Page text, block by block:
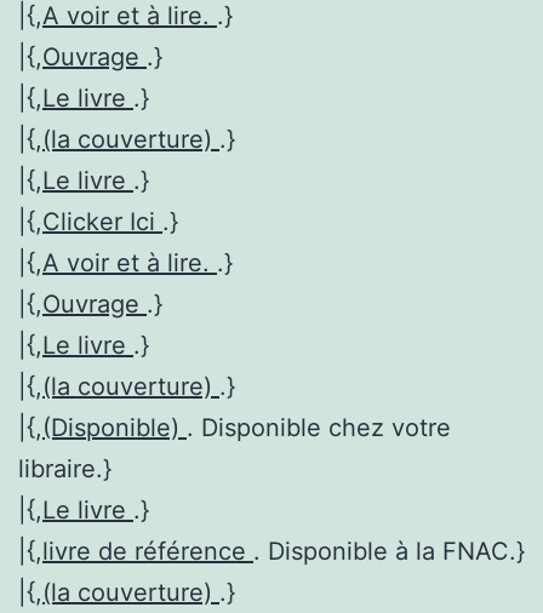
|{,A voir et à lire. .}
|{,Ouvrage .}
|{,Le livre .}
|{,(la couverture) .}
|{,Le livre .}
|{,Clicker Ici .}
|{,A voir et à lire. .}
|{,Ouvrage .}
|{,Le livre .}
|{,(la couverture) .}
|{,(Disponible) . Disponible chez votre
libraire.}
|{,Le livre .}
|{,livre de référence . Disponible à la FNAC.}
|{,(la couverture) .}